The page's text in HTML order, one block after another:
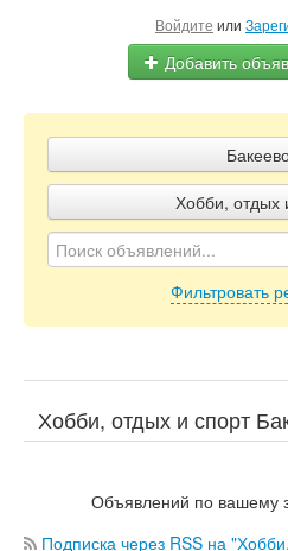
Войдите или
Добавить
Блог
Хобби, отдых
Фильтровать
Хобби, отдых и спорт
Объявлений по вашему
Подписка через RSS на